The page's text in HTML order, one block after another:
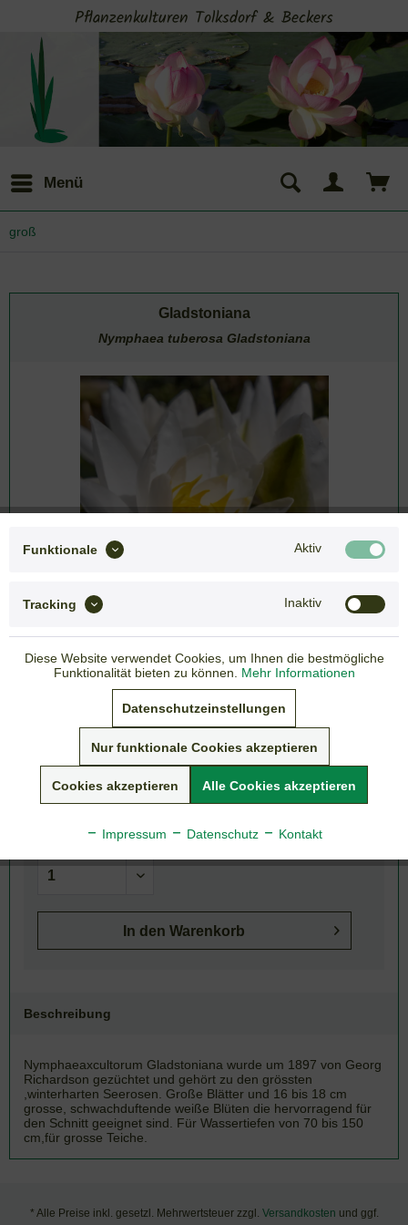
Pflanzenkulturen Tolksdorf & Beckers
Menü
groß
Gladstoniana
Nymphaea tuberosa Gladstoniana
inkl. gesetzlicher MwSt.
zzgl. Versandkosten
Lieferzeit: 3-7 Tage
Sommer-Versandpause vom 05. - 19.07.2026
In den Warenkorb
Beschreibung
Nymphaeaxcultorum Gladstoniana wurde um 1897 von Georg
Richardson gezüchtet und gehört zu den grössten
,winterharten Seerosen. Große Blätter und 16 bis 18 cm
grosse, schwachduftende weiße Blüten die hervorragend für
den Schnitt geeignet sind. Für Wassertiefen von 70 bis 150
cm,für grosse Teiche.
* Alle Preise inkl. gesetzl. Mehrwertsteuer zzgl. Versandkosten und ggf.
Funktionale Aktiv
Tracking Inaktiv
Diese Website verwendet Cookies, um Ihnen die bestmögliche
Funktionalität bieten zu können. Mehr Informationen
Datenschutzeinstellungen
Nur funktionale Cookies akzeptieren
Cookies akzeptieren Alle Cookies akzeptieren
Impressum Datenschutz Kontakt